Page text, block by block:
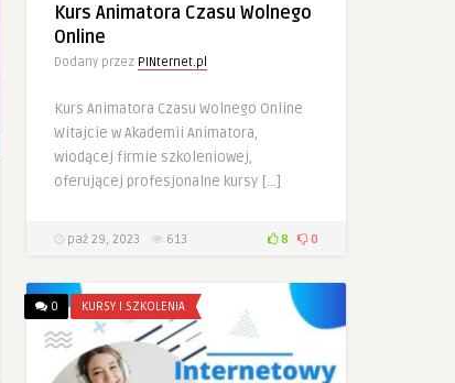
Kurs Animatora Czasu Wolnego
Online
Dodany przez PINternet.pl
Kurs Animatora Czasu Wolnego Online
Witajcie w Akademii Animatora,
wiodącej firmie szkoleniowej,
oferującej profesjonalne kursy […]
paź 29, 2023 613 8 0
0 KURSY I SZKOLENIA